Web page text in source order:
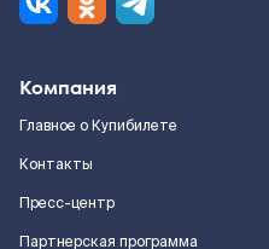
Компания
Главное о Купибилете
Контакты
Пресс-центр
Партнерская программа